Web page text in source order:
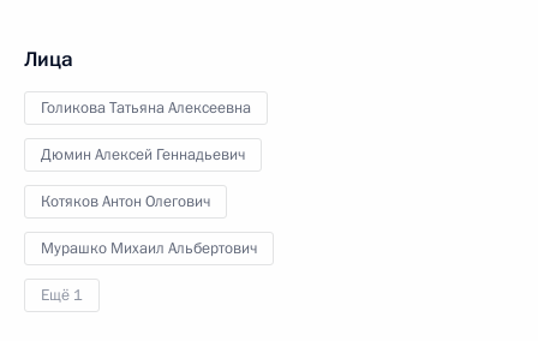
Лица
Голикова Татьяна Алексеевна
Дюмин Алексей Геннадьевич
Котяков Антон Олегович
Мурашко Михаил Альбертович
Ещё 1